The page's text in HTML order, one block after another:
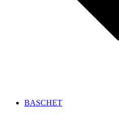
BASCHET